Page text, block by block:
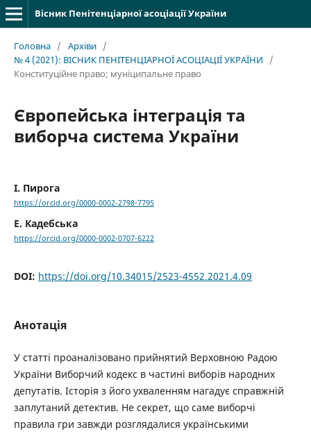
Вісник Пенітенціарної асоціації України
Головна / Архіви /
№ 4 (2021): ВІСНИК ПЕНІТЕНЦІАРНОЇ АСОЦІАЦІЇ УКРАЇНИ
/
Конституційне правo; муніципальне право
Європейська інтеграція та
виборча система України
І. Пирога
https://orcid.org/0000-0002-2798-7795
Е. Кадебська
https://orcid.org/0000-0002-0707-6222
DOI: https://doi.org/10.34015/2523-4552.2021.4.09
Анотація
У статті проаналізовано прийнятий Верховною Радою
України Виборчий кодекс в частині виборів народних
депутатів. Історія з його ухваленням нагадує справжній
заплутаний детектив. Не секрет, що саме виборчі
правила гри завжди розглядалися українськими